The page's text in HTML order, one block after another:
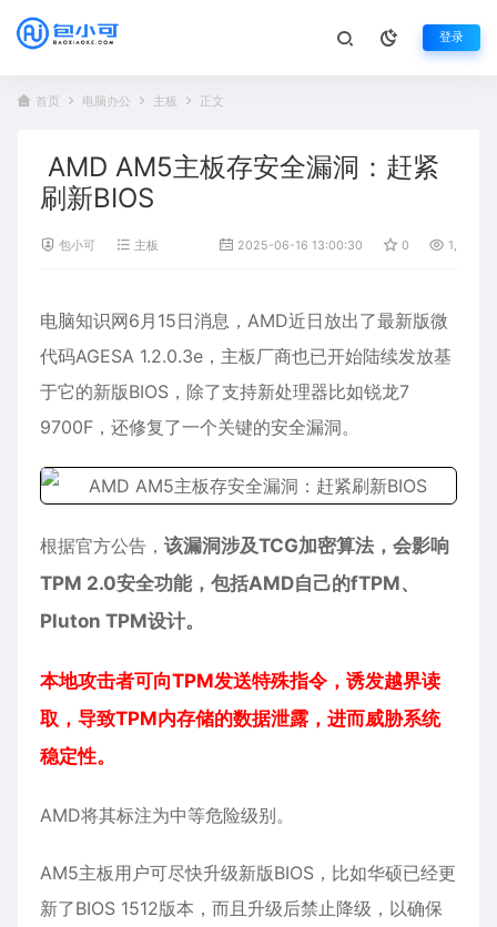
登录
首页 电脑办公 主板 正文
AMD AM5主板存安全漏洞：赶紧
刷新BIOS
包小可 主板 2025-06-16 13:00:30 0 1,016
电脑知识网6月15日消息， AMD近日放出了最新版微
代码AGESA 1.2.0.3e， 主板厂商也已开始陆续发放基
于它的新版BIOS，除了支持新处理器比如锐龙7
9700F，还修复了一个关键的安全漏洞。
根据官方公告， 该漏洞涉及TCG加密算法，会影响
TPM 2.0安全功能，包括AMD自己的fTPM、
Pluton TPM设计。
本地攻击者可向TPM发送特殊指令，诱发越界读
取，导致TPM内存储的数据泄露，进而威胁系统
稳定性。
AMD将其标注为中等危险级别。
AM5主板用户可尽快升级新版BIOS，比如华硕已经更
新了BIOS 1512版本，而且升级后禁止降级，以确保